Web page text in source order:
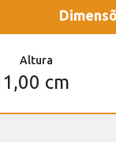
Altura
1,00 cm